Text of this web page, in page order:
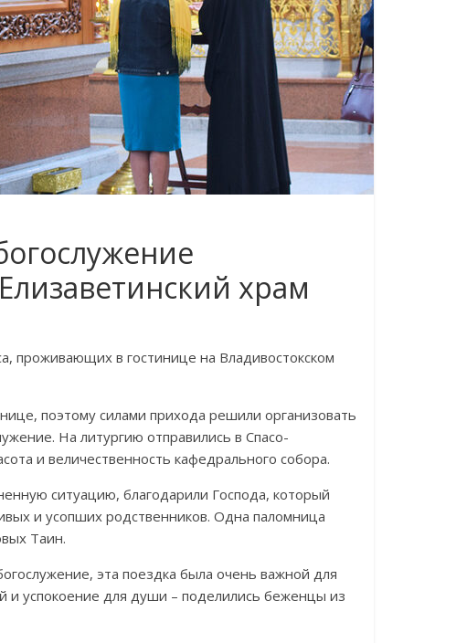
храм
проживающих в гостинице на Владивостокском
поэтому силами прихода решили организовать
На литургию отправились в Спасо-
и величественность кафедрального собора.
ситуацию, благодарили Господа, который
и усопших родственников. Одна паломница
Таин.
эта поездка была очень важной для
и успокоение для души – поделились беженцы из